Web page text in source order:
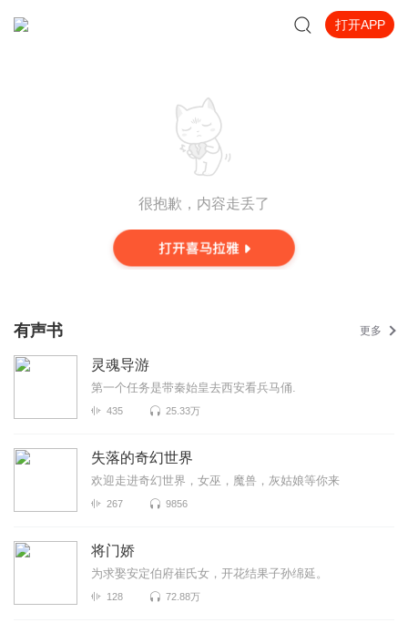
打开APP
很抱歉，内容走丢了
有声书 更多
灵魂导游
第一个任务是带秦始皇去西安看兵马俑.
435 25.33万
失落的奇幻世界
欢迎走进奇幻世界，女巫，魔兽，灰姑娘等你来
267 9856
将门娇
为求娶安定伯府崔氏女，开花结果子孙绵延。
128 72.88万